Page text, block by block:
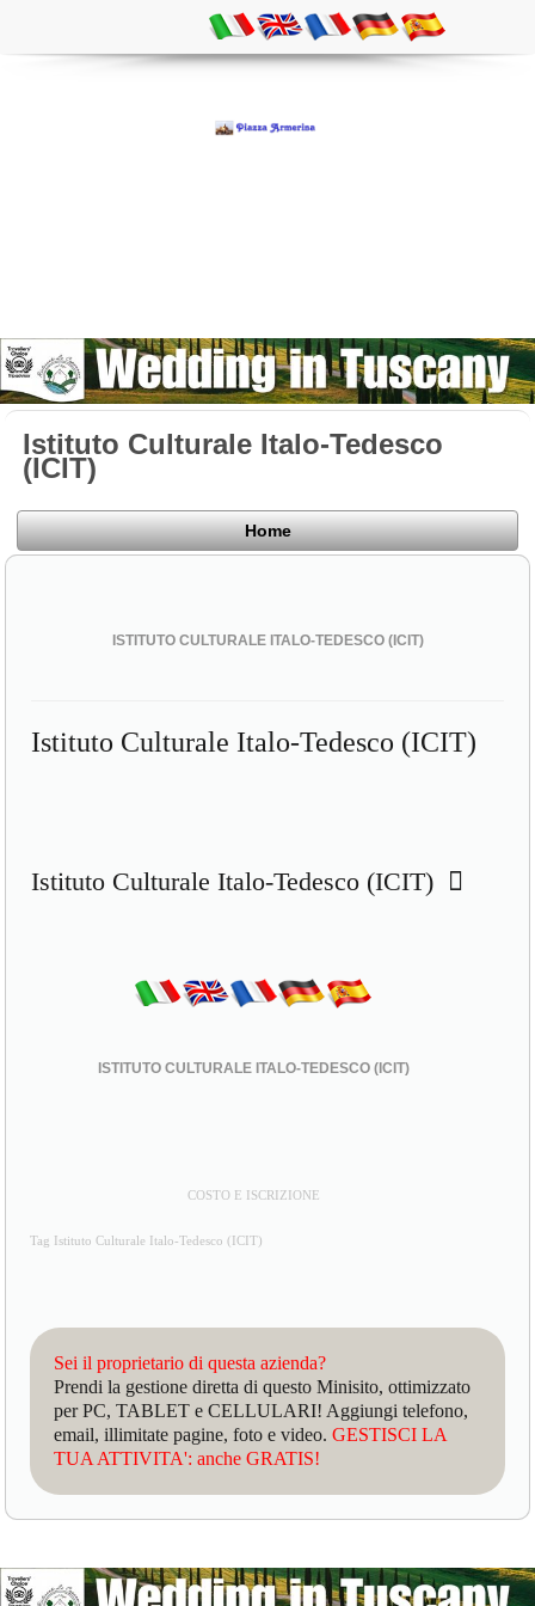
Istituto Culturale Italo-Tedesco
(ICIT)
Home
ISTITUTO CULTURALE ITALO-TEDESCO (ICIT)
Istituto Culturale Italo-Tedesco (ICIT)
Istituto Culturale Italo-Tedesco (ICIT)
ISTITUTO CULTURALE ITALO-TEDESCO (ICIT)
COSTO E ISCRIZIONE
Tag Istituto Culturale Italo-Tedesco (ICIT)
Sei il proprietario di questa azienda?
Prendi la gestione diretta di questo Minisito, ottimizzato
per PC, TABLET e CELLULARI! Aggiungi telefono,
email, illimitate pagine, foto e video.GESTISCI LA
TUA ATTIVITA': anche GRATIS!